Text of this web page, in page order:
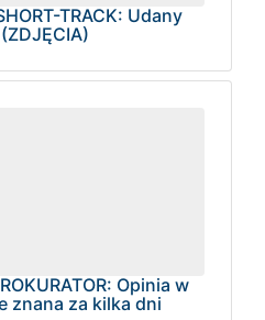
TRACK: Udany
Opinia w
znana za kilka dni